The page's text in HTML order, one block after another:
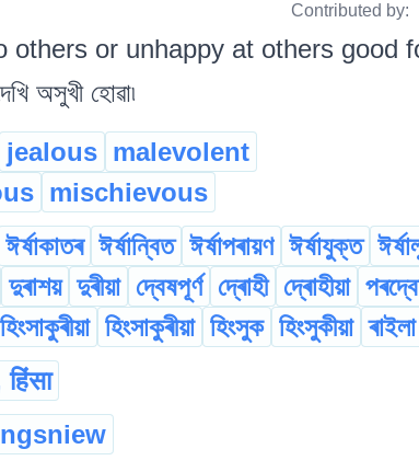
Contributed by:
others or unhappy at others good
অসুখী হোৱা৷
jealous malevolent
mischievous
ঈৰ্ষাকাতৰ ঈৰ্ষান্বিত ঈৰ্ষাপৰায়ণ ঈৰ্ষাযুক্ত
দুৰাশয় দুৰীয়া দ্বেষপূৰ্ণ দ্ৰোহী দ্ৰোহীয়া
হিংসাকুৰীয়া হিংসাকুৰীয়া হিংসুক হিংসুকীয়া ৰাইলা